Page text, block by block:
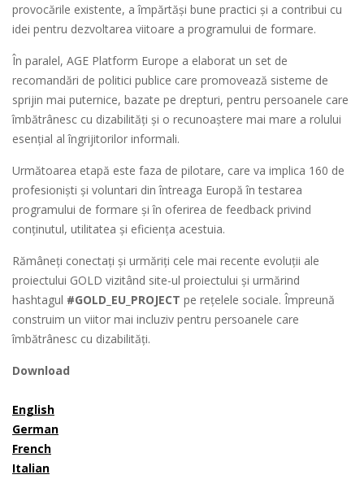
provocările existente, a împărtăși bune practici și a contribui cu
idei pentru dezvoltarea viitoare a programului de formare.
În paralel, AGE Platform Europe a elaborat un set de
recomandări de politici publice care promovează sisteme de
sprijin mai puternice, bazate pe drepturi, pentru persoanele care
îmbătrânesc cu dizabilități și o recunoaștere mai mare a rolului
esențial al îngrijitorilor informali.
Următoarea etapă este faza de pilotare, care va implica 160 de
profesioniști și voluntari din întreaga Europă în testarea
programului de formare și în oferirea de feedback privind
conținutul, utilitatea și eficiența acestuia.
Rămâneți conectați și urmăriți cele mai recente evoluții ale
proiectului GOLD vizitând site-ul proiectului și urmărind
hashtagul #GOLD_EU_PROJECT pe rețelele sociale. Împreună
construim un viitor mai incluziv pentru persoanele care
îmbătrânesc cu dizabilități.
Download
English
German
French
Italian